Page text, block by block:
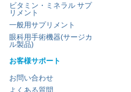
ビタミン・ミネラル サプ
リメント
一般用サプリメント
眼科用手術機器(サージカ
ル製品)
お客様サポート
お問い合わせ